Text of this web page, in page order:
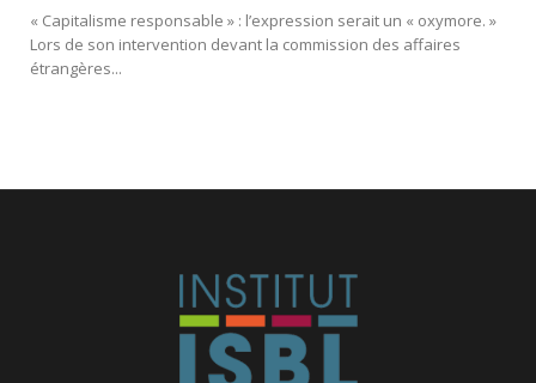
« Capitalisme responsable » : l’expression serait un « oxymore. »
Lors de son intervention devant la commission des affaires
étrangères...